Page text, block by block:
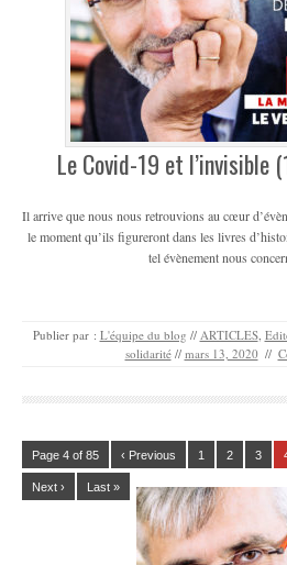
Le Covid-19 et l’invisible
Il arrive que nous nous retrouvions au cœur
le moment qu’ils figureront dans les livres
tel évènement nous
Publier par : L'équipe du blog // ARTICLES,
solidarité // mars 13, 2020 //
Page 4 of 85 ‹ Previous 1 2 3
Next › Last »